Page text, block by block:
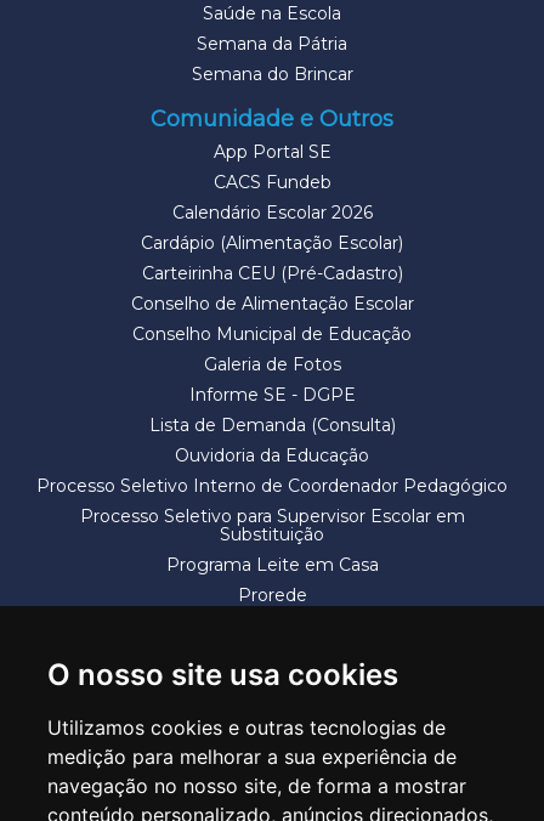
O nosso site usa cookies
Utilizamos cookies e outras tecnologias de
medição para melhorar a sua experiência de
navegação no nosso site, de forma a mostrar
conteúdo personalizado, anúncios direcionados,
Saúde na Escola
Semana da Pátria
Semana do Brincar
Comunidade e Outros
App Portal SE
CACS Fundeb
Calendário Escolar 2026
Cardápio (Alimentação Escolar)
Carteirinha CEU (Pré-Cadastro)
Conselho de Alimentação Escolar
Conselho Municipal de Educação
Galeria de Fotos
Informe SE - DGPE
Lista de Demanda (Consulta)
Ouvidoria da Educação
Processo Seletivo Interno de Coordenador Pedagógico
Processo Seletivo para Supervisor Escolar em
Substituição
Programa Leite em Casa
Prorede
SECRETARIA DE EDUCAÇÃO